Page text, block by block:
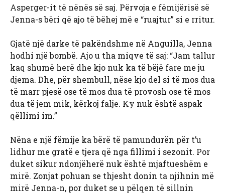
Asperger-it të nënës së saj. Përvoja e fëmijërisë së
Jenna-s bëri që ajo të bëhej më e “ruajtur” si e rritur.
Gjatë një darke të pakëndshme në Anguilla, Jenna
hodhi një bombë. Ajo u tha miqve të saj: “Jam tallur
kaq shumë herë dhe kjo nuk ka të bëjë fare me ju
djema. Dhe, për shembull, nëse kjo del si të mos dua
të marr pjesë ose të mos dua të provosh ose të mos
dua të jem mik, kërkoj falje. Ky nuk është aspak
qëllimi im.”
Nëna e një fëmije ka bërë të pamundurën për t’u
lidhur me gratë e tjera që nga fillimi i sezonit. Por
duket sikur ndonjëherë nuk është mjaftueshëm e
mirë. Zonjat pohuan se thjesht donin ta njihnin më
mirë Jenna-n, por duket se u pëlqen të sillnin